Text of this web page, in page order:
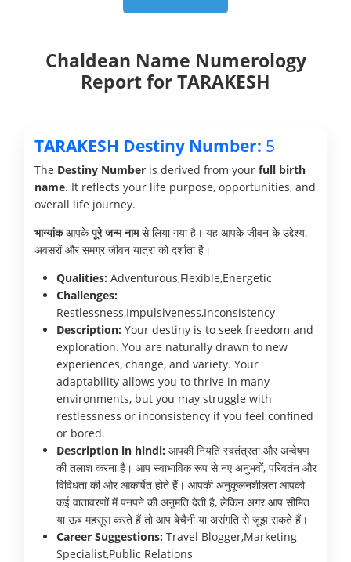
Chaldean Name Numerology
Report for TARAKESH
TARAKESH Destiny Number: 5
The Destiny Number is derived from your full birth
name. It reflects your life purpose, opportunities, and
overall life journey.
भाग्यांकआपकेपूरे जन्म नामसे लिया गया है। यह आपके जीवन के उद्देश्य,
अवसरों और समग्र जीवन यात्रा को दर्शाता है।
Qualities: Adventurous,Flexible,Energetic
Challenges:
Restlessness,Impulsiveness,Inconsistency
Description: Your destiny is to seek freedom and
exploration. You are naturally drawn to new
experiences, change, and variety. Your
adaptability allows you to thrive in many
environments, but you may struggle with
restlessness or inconsistency if you feel confined
or bored.
Description in hindi: आपकी नियति स्वतंत्रता और अन्वेषण
की तलाश करना है। आप स्वाभाविक रूप से नए अनुभवों, परिवर्तन और
विविधता की ओर आकर्षित होते हैं। आपकी अनुकूलनशीलता आपको
कई वातावरणों में पनपने की अनुमति देती है, लेकिन अगर आप सीमित
या ऊब महसूस करते हैं तो आप बेचैनी या असंगति से जूझ सकते हैं।
Career Suggestions: Travel Blogger,Marketing
Specialist,Public Relations